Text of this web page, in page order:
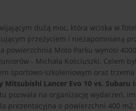
dużą moc, która wciska w
przeżyciem i niezapomnianą
Moto Parku wynosi
- Michała Kościuszki. Celem
sportowo-szkoleniowym oraz
Mitsubishi Lancer Evo 10 vs. Subaru
pozwala na organizację wydarzeń,
prezentacyjna o powierzchni 400 m2.